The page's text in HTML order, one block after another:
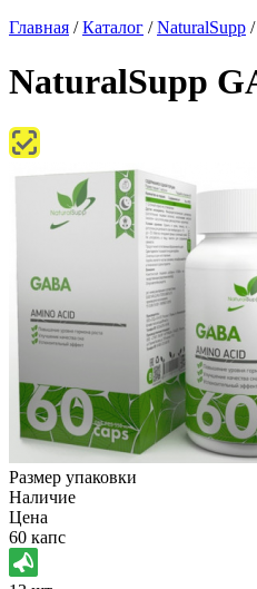
Главная /Каталог /NaturalSupp /
NaturalSupp
Размер упаковки
Наличие
Цена
60 капс